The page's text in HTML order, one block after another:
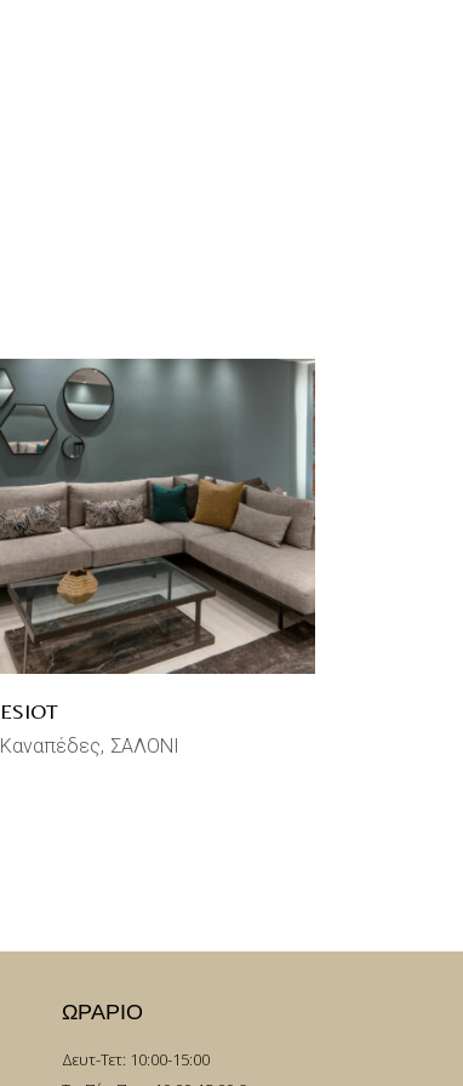
ESIOT
Καναπέδες ΣΑΛΟΝΙ
ΩΡΑΡΙΟ
Δευτ-Τετ: 10:00-15:00